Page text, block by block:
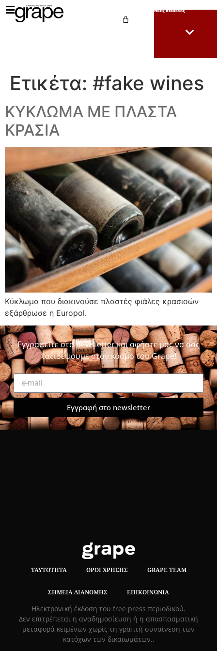
Νέες Ετικέτες
Ετικέτα: #fake wines
ΚΥΚΛΩΜΑ ΜΕ ΠΛΑΣΤΑ
ΚΡΑΣΙΑ
Κύκλωμα που διακινούσε πλαστές φιάλες κρασιοών
εξάρθρωσε η Europol.
Εγγραφείτε στο newsletter και αφήστε μας να σας
ταξιδέψουμε στον κόσμο του Grape!
Εγγραφή στο newsletter
ΤΑΥΤΌΤΗΤΑ ΌΡΟΙ ΧΡΉΣΗΣ GRAPE TEAM
ΣΗΜΕΊΑ ΔΙΑΝΟΜΉΣ ΕΠΙΚΟΙΝΩΝΊΑ
Hλεκτρονική έκδοση του free press περιοδικού.
Δεν επιτρέπεται η αναδημοσίευση ή η αποσπασματική
μεταφορά κειμένων χωρίς τη γραπτή συναίνεση των
κατόχων των δικαιωμάτων..